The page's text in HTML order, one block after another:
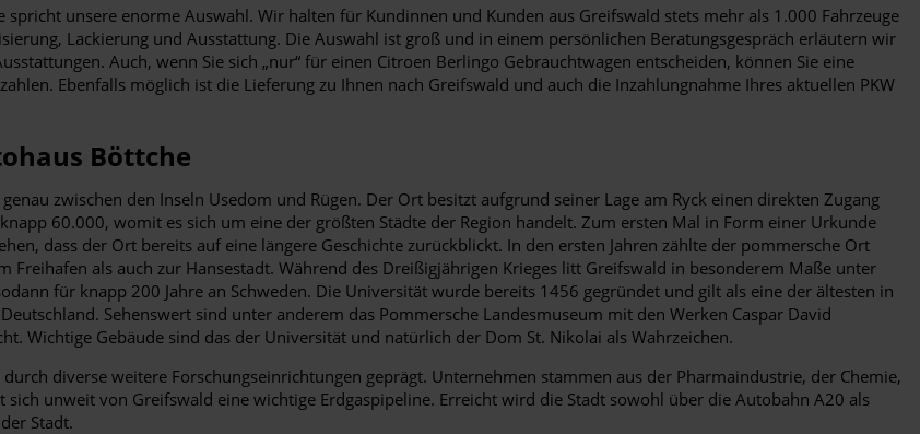
unsere enorme Auswahl. Wir halten für Kundinnen und Kunden aus Greifswald stets mehr als 1.000 Fahrzeuge
Lackierung und Ausstattung. Die Auswahl ist groß und in einem persönlichen Beratungsgespräch erläutern wir
Auch, wenn Sie sich „nur“ für einen Citroen Berlingo Gebrauchtwagen entscheiden, können Sie eine
Ebenfalls möglich ist die Lieferung zu Ihnen nach Greifswald und auch die Inzahlungnahme Ihres aktuellen PKW
Böttche
zwischen den Inseln Usedom und Rügen. Der Ort besitzt aufgrund seiner Lage am Ryck einen direkten Zugang
60.000, womit es sich um eine der größten Städte der Region handelt. Zum ersten Mal in Form einer Urkunde
dass der Ort bereits auf eine längere Geschichte zurückblickt. In den ersten Jahren zählte der pommersche Ort
als auch zur Hansestadt. Während des Dreißigjährigen Krieges litt Greifswald in besonderem Maße unter
für knapp 200 Jahre an Schweden. Die Universität wurde bereits 1456 gegründet und gilt als eine der ältesten in
Sehenswert sind unter anderem das Pommersche Landesmuseum mit den Werken Caspar David
Wichtige Gebäude sind das der Universität und natürlich der Dom St. Nikolai als Wahrzeichen.
diverse weitere Forschungseinrichtungen geprägt. Unternehmen stammen aus der Pharmaindustrie, der Chemie,
unweit von Greifswald eine wichtige Erdgaspipeline. Erreicht wird die Stadt sowohl über die Autobahn A20 als
Stadt.